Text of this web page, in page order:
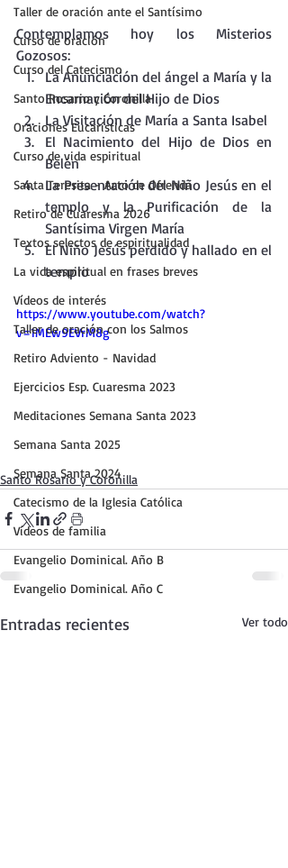
Taller de oración ante el Santísimo
Curso de oración
Curso del Catecismo
Santo Rosario y Coronilla
Oraciones Eucarísticas
Curso de vida espiritual
Santa Teresita - Acto de Ofrenda
Retiro de Cuaresma 2026
Textos selectos de espiritualidad
La vida espiritual en frases breves
Vídeos de interés
Taller de oración con los Salmos
Retiro Adviento - Navidad
Ejercicios Esp. Cuaresma 2023
Meditaciones Semana Santa 2023
Semana Santa 2025
Semana Santa 2024
Catecismo de la Iglesia Católica
Vídeos de familia
Evangelio Dominical. Año B
Evangelio Dominical. Año C
Contemplamos hoy los Misterios
Gozosos:
La Anunciación del ángel a María y la
Encarnación del Hijo de Dios
La Visitación de María a Santa Isabel
El Nacimiento del Hijo de Dios en
Belén
La Presentación del Niño Jesús en el
templo y la Purificación de la
Santísima Virgen María
El Niño Jesús perdido y hallado en el
templo
https://www.youtube.com/watch?
v=1MEw9EVrM8g
Santo Rosario y Coronilla
Entradas recientes Ver todo